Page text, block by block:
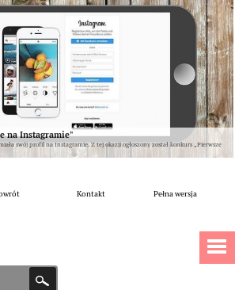
na Instagramie"
swój profil na Instagramie. Z tej okazji ogłoszony został konkurs „Pierwsze
Kontakt Pełna wersja